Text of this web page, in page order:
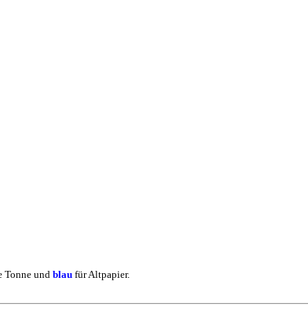
Tonne und blau für Altpapier.